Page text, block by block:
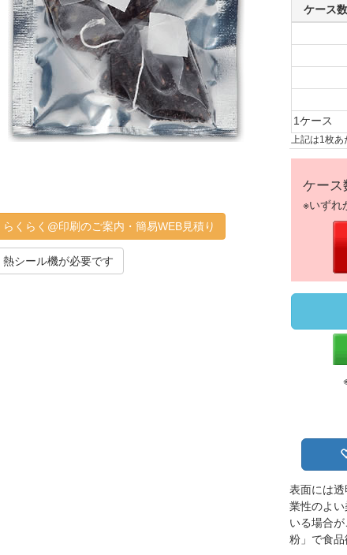
らくらく@印刷のご案内・簡易WEB見積り
熱シール機が必要です
ケース数
1ケース
上記は1枚
ケース
※いずれ
表面には
業性のよ
いる場合
粉」で食品